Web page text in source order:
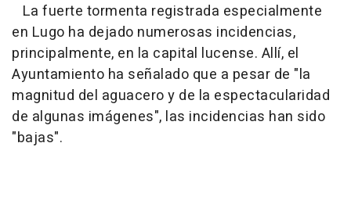
La fuerte tormenta registrada especialmente
en Lugo ha dejado numerosas incidencias,
principalmente, en la capital lucense. Allí, el
Ayuntamiento ha señalado que a pesar de "la
magnitud del aguacero y de la espectacularidad
de algunas imágenes", las incidencias han sido
"bajas".